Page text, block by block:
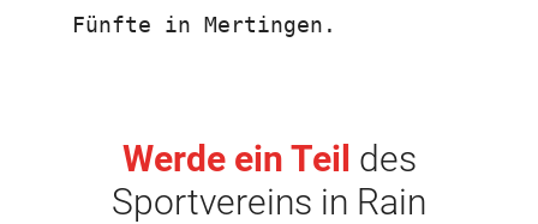
Fünfte in Mertingen.
Werde ein Teil des
Sportvereins in Rain